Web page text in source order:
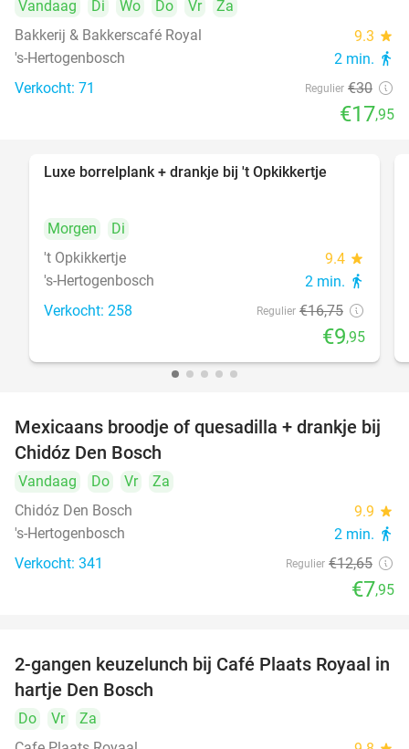
Vandaag Di Wo Do Vr
Za
Bakkerij & Bakkerscafé Royal
9.3 star
's-Hertogenbosch 2 min. directions_walk
Verkocht: 71 Regulier €30
€17,95
Luxe borrelplank + drankje bij 't Opkikkertje
Morgen
Di
't Opkikkertje
9.4 star
's-Hertogenbosch 2 min. directions_walk
Verkocht: 258 Regulier €16,75
€9,95
37%
Mexicaans broodje of quesadilla + drankje bij
Chidóz Den Bosch
Vandaag Do Vr
Za
Chidóz Den Bosch
9.9 star
's-Hertogenbosch 2 min. directions_walk
Verkocht: 341 Regulier €12,65
€7,95
36%
2-gangen keuzelunch bij Café Plaats Royaal in
hartje Den Bosch
Do Vr
Za